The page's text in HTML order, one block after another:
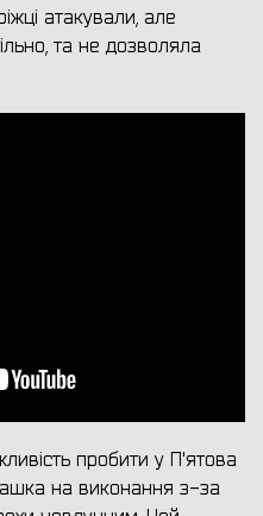
атакували, але
та не дозволяла
пробити у П'ятова
на виконання з-за